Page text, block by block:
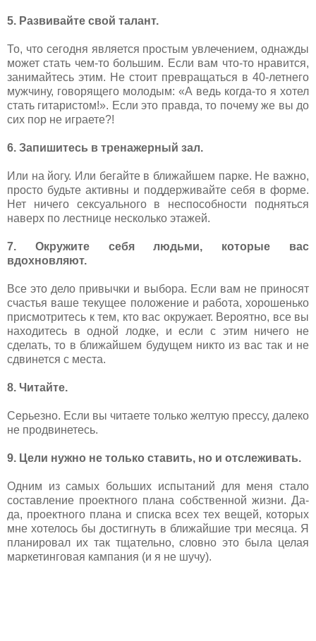
5. Развивайте свой талант.
То, что сегодня является простым увлечением, однажды
может стать чем-то большим. Если вам что-то нравится,
занимайтесь этим. Не стоит превращаться в 40-летнего
мужчину, говорящего молодым: «А ведь когда-то я хотел
стать гитаристом!». Если это правда, то почему же вы до
сих пор не играете?!
6. Запишитесь в тренажерный зал.
Или на йогу. Или бегайте в ближайшем парке. Не важно,
просто будьте активны и поддерживайте себя в форме.
Нет ничего сексуального в неспособности подняться
наверх по лестнице несколько этажей.
7. Окружите себя людьми, которые вас
вдохновляют.
Все это дело привычки и выбора. Если вам не приносят
счастья ваше текущее положение и работа, хорошенько
присмотритесь к тем, кто вас окружает. Вероятно, все вы
находитесь в одной лодке, и если с этим ничего не
сделать, то в ближайшем будущем никто из вас так и не
сдвинется с места.
8. Читайте.
Серьезно. Если вы читаете только желтую прессу, далеко
не продвинетесь.
9. Цели нужно не только ставить, но и отслеживать.
Одним из самых больших испытаний для меня стало
составление проектного плана собственной жизни. Да-
да, проектного плана и списка всех тех вещей, которых
мне хотелось бы достигнуть в ближайшие три месяца. Я
планировал их так тщательно, словно это была целая
маркетинговая кампания (и я не шучу).